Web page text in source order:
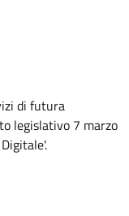
di futura
legislativo 7 marzo